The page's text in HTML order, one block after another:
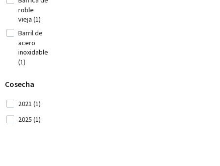
Italia
Japón
(3)
(1)
roble
vieja (1)
Barril de
acero
inoxidable
(1)
Cosecha
2021 (1)
2025 (1)